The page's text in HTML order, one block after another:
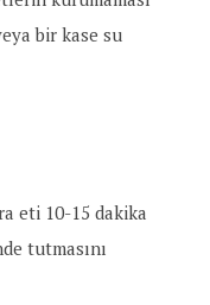
bir kase su
eti 10-15 dakika
tutmasını